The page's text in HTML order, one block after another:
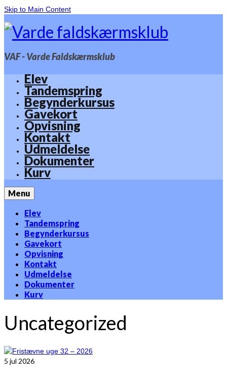
Skip to Main Content
VAF - Varde Faldskærmsklub
Elev
Tandemspring
Begynderkursus
Gavekort
Opvisning
Kontakt
Udmeldelse
Dokumenter
Kurv
Menu
Elev
Tandemspring
Begynderkursus
Gavekort
Opvisning
Kontakt
Udmeldelse
Dokumenter
Kurv
Uncategorized
5 jul 2026